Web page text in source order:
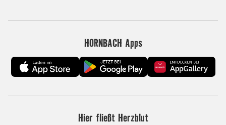
HORNBACH Apps
Hier fließt Herzblut